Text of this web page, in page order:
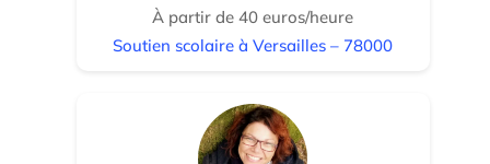
À partir de 40 euros/heure
Soutien scolaire à Versailles – 78000